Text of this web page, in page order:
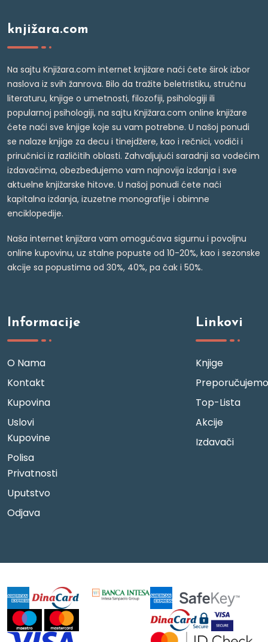
knjižara.com
Na sajtu Knjižara.com internet knjižare naći ćete širok izbor
naslova iz svih žanrova. Bilo da tražite beletristiku, stručnu
literaturu, knjige o umetnosti, filozofiji, psihologiji ili
popularnoj psihologiji, na sajtu Knjižara.com online knjižare
ćete naći sve knjige koje su vam potrebne. U našoj ponudi
se nalaze knjige za decu i tinejdžere, kao i rečnici, vodiči i
priručnici iz različitih oblasti. Zahvaljujući saradnji sa vodećim
izdavačima, obezbeđujemo vam najnovija izdanja i sve
aktuelne knjižarske hitove. U našoj ponudi ćete naći
kapitalna izdanja, izuzetne monografije i obimne
enciklopedije.
Naša internet knjižara vam omogućava sigurnu i povoljnu
online kupovinu, uz stalne popuste od 10-20%, kao i sezonske
akcije sa popustima od 30%, 40%, pa čak i 50%.
Informacije
O Nama
Kontakt
Kupovina
Uslovi
Kupovine
Polisa
Privatnosti
Uputstvo
Odjava
Linkovi
Knjige
Preporučujemo
Top-Lista
Akcije
Izdavači